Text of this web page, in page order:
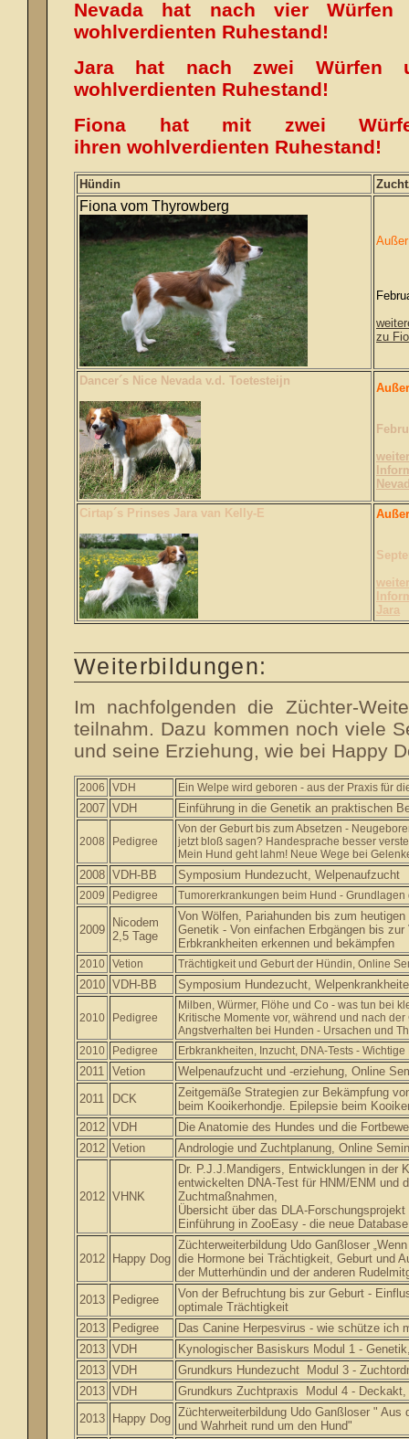
Nevada hat nach vier
wohlverdienten Ruhestand!
Jara hat nach zwei Würfen
wohlverdienten Ruhestand!
Fiona hat mit zwei
ihren wohlverdienten Ruhestand!
Hündin
Fiona vom Thyrowberg
zu
Dancer´s Nice Nevada v.d. Toetesteijn
Cirtap´s Prinses Jara van Kelly-E
Jara
Weiterbildungen:
Im nachfolgenden die Züchter-
teilnahm. Dazu kommen noch viele
und seine Erziehung, wie bei Happy
2006 VDH Ein Welpe wird geboren - aus der Praxis für
2007 VDH Einführung in die Genetik an praktischen
2008 Pedigree
Von der Geburt bis zum Absetzen -
jetzt bloß sagen? Handesprache besser
Mein Hund geht lahm! Neue Wege bei
2008 VDH-BB Symposium Hundezucht, Welpenaufzucht
2009 Pedigree Tumorerkrankungen beim Hund -
2009
Nicodem
2,5 Tage
Von Wölfen, Pariahunden bis zum
Genetik - Von einfachen Erbgängen bis
Erbkrankheiten erkennen und bekämpfen
2010 Vetion Trächtigkeit und Geburt der Hündin, Online
2010 VDH-BB Symposium Hundezucht,
2010 Pedigree
Milben, Würmer, Flöhe und Co - was tun bei
Kritische Momente vor, während und nach der
Angstverhalten bei Hunden - Ursachen und
2010
Pedigree Erbkrankheiten, Inzucht, DNA-Tests -
2011 Vetion
Welpenaufzucht und -erziehung, Online
2011
DCK
Zeitgemäße Strategien zur Bekämpfung
beim Kooikerhondje. Epilepsie beim
2012 VDH
Die Anatomie des Hundes und die
2012 Vetion Andrologie und Zuchtplanung, Online
2012 VHNK
Dr. P.J.J.Mandigers, Entwicklungen in der
entwickelten DNA-Test für HNM/ENM und
Zuchtmaßnahmen,
Übersicht über das DLA-Forschungsprojekt
Einführung in ZooEasy - die neue Database
2012 Happy Dog
Züchterweiterbildung Udo Ganßloser
die Hormone bei Trächtigkeit, Geburt und
der Mutterhündin und der anderen
2013
Pedigree
Von der Befruchtung bis zur Geburt -
optimale Trächtigkeit
2013
Pedigree
Das Canine Herpesvirus - wie schütze ich
2013 VDH
Kynologischer Basiskurs Modul 1 -
2013 VDH
Grundkurs Hundezucht Modul 3 -
2013 VDH
Grundkurs Zuchtpraxis Modul 4 -
2013
Happy Dog Züchterweiterbildung Udo Ganßloser "
und Wahrheit rund um den Hund"